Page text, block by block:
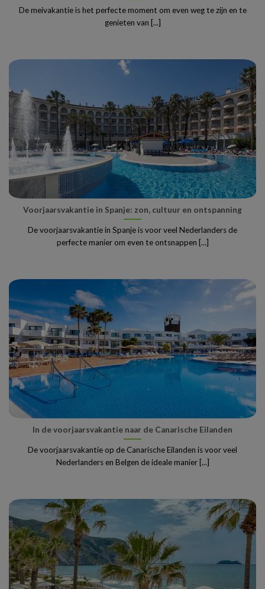
De meivakantie is het perfecte moment om even weg te zijn en te
genieten van [...]
Voorjaarsvakantie in Spanje: zon, cultuur en ontspanning
De voorjaarsvakantie in Spanje is voor veel Nederlanders de
perfecte manier om even te ontsnappen [...]
In de voorjaarsvakantie naar de Canarische Eilanden
De voorjaarsvakantie op de Canarische Eilanden is voor veel
Nederlanders en Belgen de ideale manier [...]